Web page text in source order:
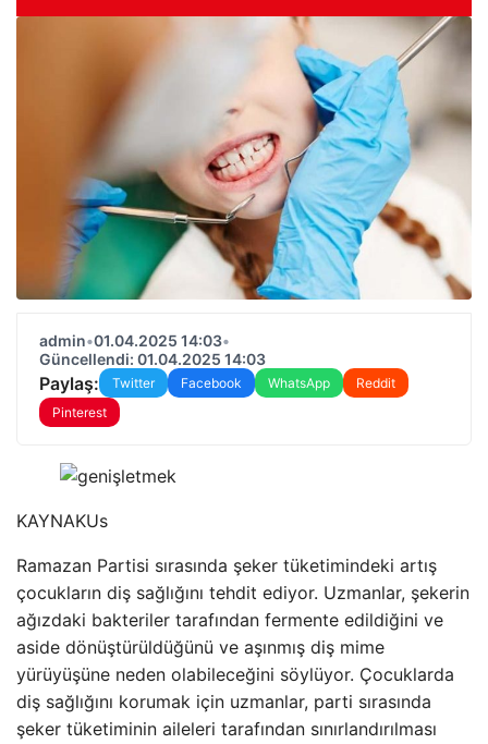
admin•01.04.2025 14:03•
Güncellendi: 01.04.2025 14:03
Paylaş: Twitter Facebook WhatsApp
Reddit
Pinterest
KAYNAKUs
Ramazan Partisi sırasında şeker tüketimindeki artış
çocukların diş sağlığını tehdit ediyor. Uzmanlar, şekerin
ağızdaki bakteriler tarafından fermente edildiğini ve
aside dönüştürüldüğünü ve aşınmış diş mime
yürüyüşüne neden olabileceğini söylüyor. Çocuklarda
diş sağlığını korumak için uzmanlar, parti sırasında
şeker tüketiminin aileleri tarafından sınırlandırılması